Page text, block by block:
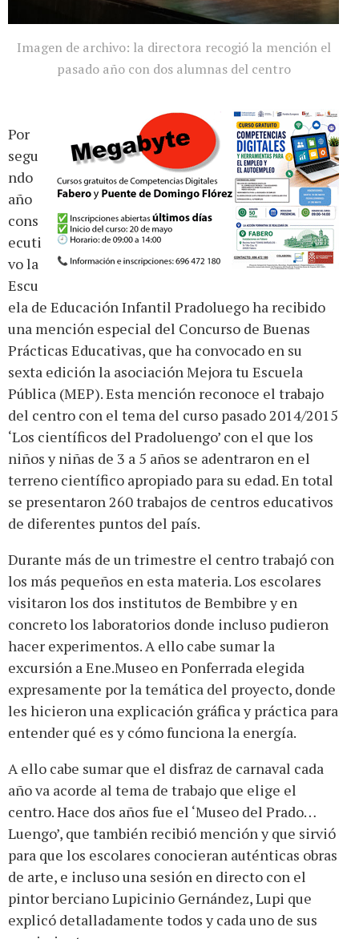
Imagen de archivo: la directora recogió la mención el
pasado año con dos alumnas del centro
Por
segu
ndo
año
cons
ecuti
vo la
Escu
ela de Educación Infantil Pradoluego ha recibido
una mención especial del Concurso de Buenas
Prácticas Educativas, que ha convocado en su
sexta edición la asociación Mejora tu Escuela
Pública (MEP). Esta mención reconoce el trabajo
del centro con el tema del curso pasado 2014/2015
‘Los científicos del Pradoluengo’ con el que los
niños y niñas de 3 a 5 años se adentraron en el
terreno científico apropiado para su edad. En total
se presentaron 260 trabajos de centros educativos
de diferentes puntos del país.
Durante más de un trimestre el centro trabajó con
los más pequeños en esta materia. Los escolares
visitaron los dos institutos de Bembibre y en
concreto los laboratorios donde incluso pudieron
hacer experimentos. A ello cabe sumar la
excursión a Ene.Museo en Ponferrada elegida
expresamente por la temática del proyecto, donde
les hicieron una explicación gráfica y práctica para
entender qué es y cómo funciona la energía.
A ello cabe sumar que el disfraz de carnaval cada
año va acorde al tema de trabajo que elige el
centro. Hace dos años fue el ‘Museo del Prado…
Luengo’, que también recibió mención y que sirvió
para que los escolares conocieran auténticas obras
de arte, e incluso una sesión en directo con el
pintor berciano Lupicinio Gernández, Lupi que
explicó detalladamente todos y cada uno de sus